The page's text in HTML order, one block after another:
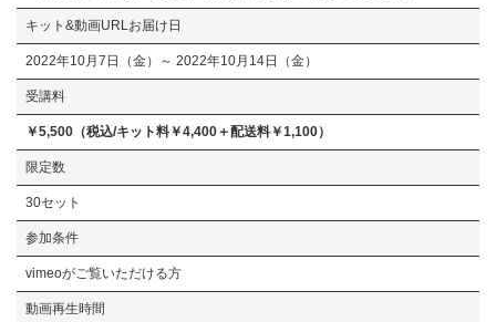
キット&動画URLお届け日
2022年10月7日（金）～ 2022年10月14日（金）
受講料
￥5,500（税込/キット料￥4,400＋配送料￥1,100）
限定数
30セット
参加条件
vimeoがご覧いただける方
動画再生時間